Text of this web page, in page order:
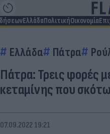
ΕλλάδαΠολιτικήΟικονομία
Ελλάδα Πάτρα
Πάτρα: Τρεις φορές
κεταμίνης που
07.09.2022 19:21